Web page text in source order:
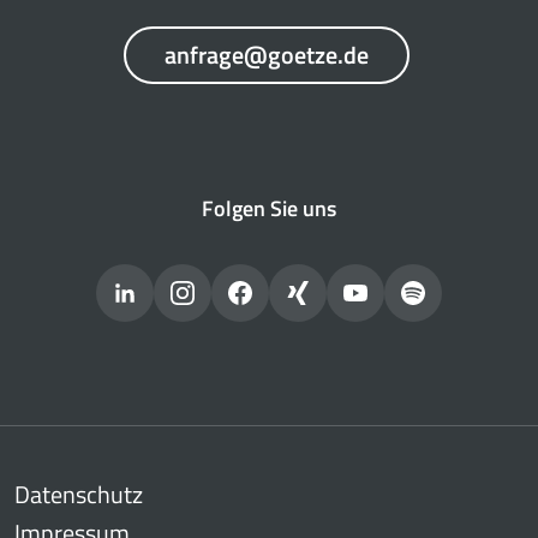
anfrage@goetze.de
Folgen Sie uns
Datenschutz